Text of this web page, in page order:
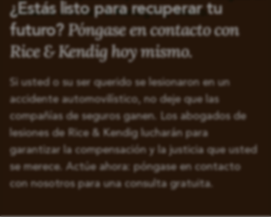
¿Estás listo para recuperar tu
futuro? Póngase en contacto con
Rice & Kendig hoy mismo.
Si usted o su ser querido se lesionaron en un
accidente automovilístico, no deje que las
compañías de seguros ganen. Los abogados de
lesiones de Rice & Kendig lucharán para
garantizar la compensación y la justicia que usted
se merece. Actúe ahora: póngase en contacto
con nosotros para una consulta gratuita.